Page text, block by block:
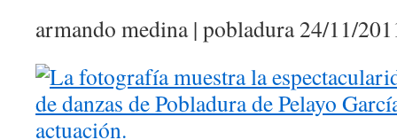
armando medina | pobladura24/11/